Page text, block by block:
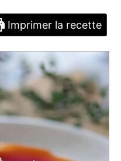
Imprimer la recette